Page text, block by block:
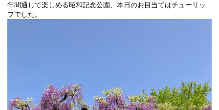
年間通して楽しめる昭和記念公園、本日のお目当てはチューリッ
プでした。